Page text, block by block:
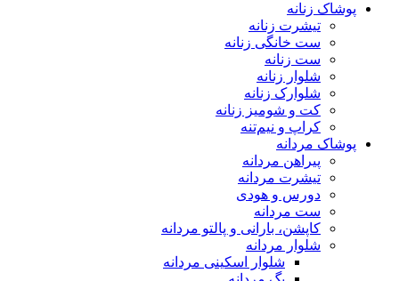
پوشاک زنانه
تیشرت زنانه
ست خانگی زنانه
ست زنانه
شلوار زنانه
شلوارک زنانه
کت و شومیز زنانه
کراپ و نیم‌تنه
پوشاک مردانه
پیراهن مردانه
تیشرت مردانه
دورس و هودی
ست مردانه
کاپشن، بارانی و پالتو مردانه
شلوار مردانه
شلوار اسکینی مردانه